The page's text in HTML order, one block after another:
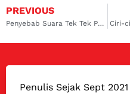
PREVIOUS
Penyebab Suara Tek Tek Pada Mesin Mobil, Selain Ngelitik!
Penulis Sejak Sept 2021